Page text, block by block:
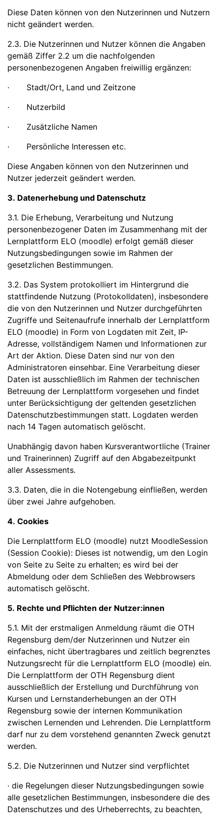
Diese Daten können von den Nutzerinnen und Nutzern
nicht geändert werden.
2.3. Die Nutzerinnen und Nutzer können die Angaben
gemäß Ziffer 2.2 um die nachfolgenden
personenbezogenen Angaben freiwillig ergänzen:
· Stadt/Ort, Land und Zeitzone
· Nutzerbild
· Zusätzliche Namen
· Persönliche Interessen etc.
Diese Angaben können von den Nutzerinnen und
Nutzer jederzeit geändert werden.
3. Datenerhebung und Datenschutz
3.1. Die Erhebung, Verarbeitung und Nutzung
personenbezogener Daten im Zusammenhang mit der
Lernplattform ELO (moodle) erfolgt gemäß dieser
Nutzungsbedingungen sowie im Rahmen der
gesetzlichen Bestimmungen.
3.2. Das System protokolliert im Hintergrund die
stattfindende Nutzung (Protokolldaten), insbesondere
die von den Nutzerinnen und Nutzer durchgeführten
Zugriffe und Seitenaufrufe innerhalb der Lernplattform
ELO (moodle) in Form von Logdaten mit Zeit, IP-
Adresse, vollständigem Namen und Informationen zur
Art der Aktion. Diese Daten sind nur von den
Administratoren einsehbar. Eine Verarbeitung dieser
Daten ist ausschließlich im Rahmen der technischen
Betreuung der Lernplattform vorgesehen und findet
unter Berücksichtigung der geltenden gesetzlichen
Datenschutzbestimmungen statt. Logdaten werden
nach 14 Tagen automatisch gelöscht.
Unabhängig davon haben Kursverantwortliche (Trainer
und Trainerinnen) Zugriff auf den Abgabezeitpunkt
aller Assessments.
3.3. Daten, die in die Notengebung einfließen, werden
über zwei Jahre aufgehoben.
4. Cookies
Die Lernplattform ELO (moodle) nutzt MoodleSession
(Session Cookie): Dieses ist notwendig, um den Login
von Seite zu Seite zu erhalten; es wird bei der
Abmeldung oder dem Schließen des Webbrowsers
automatisch gelöscht.
5. Rechte und Pflichten der Nutzer:innen
5.1. Mit der erstmaligen Anmeldung räumt die OTH
Regensburg dem/der Nutzerinnen und Nutzer ein
einfaches, nicht übertragbares und zeitlich begrenztes
Nutzungsrecht für die Lernplattform ELO (moodle) ein.
Die Lernplattform der OTH Regensburg dient
ausschließlich der Erstellung und Durchführung von
Kursen und Lernstanderhebungen an der OTH
Regensburg sowie der internen Kommunikation
zwischen Lernenden und Lehrenden. Die Lernplattform
darf nur zu dem vorstehend genannten Zweck genutzt
werden.
5.2. Die Nutzerinnen und Nutzer sind verpflichtet
· die Regelungen dieser Nutzungsbedingungen sowie
alle gesetzlichen Bestimmungen, insbesondere die des
Datenschutzes und des Urheberrechts, zu beachten,